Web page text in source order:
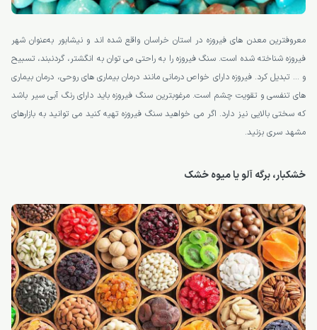
معروفترین معدن های فیروزه در استان خراسان واقع شده اند و نیشابور به‌عنوان شهر
فیروزه شناخته شده است. سنگ فیروزه را به راحتی می توان به انگشتر، گردنبند، تسبیح
و … تبدیل کرد. فیروزه دارای خواص درمانی مانند درمان بیماری های روحی، درمان بیماری
های تنفسی و تقویت چشم است. مرغوبترین سنگ فیروزه باید دارای رنگ آبی سیر باشد
که سختی بالایی نیز دارد. اگر می خواهید سنگ فیروزه تهیه کنید می توانید به بازارهای
مشهد سری بزنید.
خشکبار، برگه آلو یا میوه خشک